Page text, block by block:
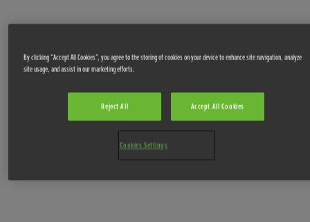
By clicking “Accept All Cookies”, you agree to the storing of cookies on your device to enhance site navigation, analyze
site usage, and assist in our marketing efforts.
Reject All Accept All Cookies
Cookies Settings